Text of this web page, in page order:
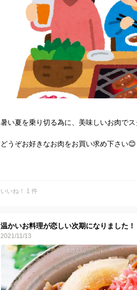
暑い夏を乗り切る為に、美味しいお肉でス
どうぞお好きなお肉をお買い求め下さい😊
あっさりとした脂の旨さと赤身のしっか
いいね！ 1 件
温かいお料理が恋しい次期になりました！
2021/11/13